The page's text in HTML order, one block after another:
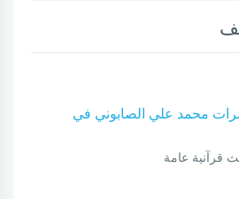
محمد علي الصابوني في